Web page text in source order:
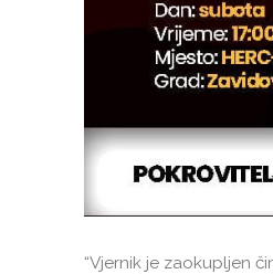
“Vjernik je zaokupljen